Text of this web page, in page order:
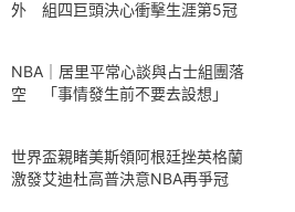
外 組四巨頭決心衝擊生涯第5冠
NBA｜居里平常心談與占士組團落
空 「事情發生前不要去設想」
世界盃親睹美斯領阿根廷挫英格蘭
激發艾迪杜高普決意NBA再爭冠